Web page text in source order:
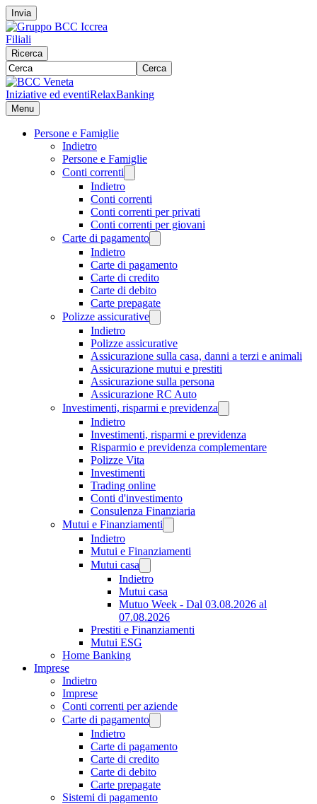
Invia
Filiali
Ricerca
Cerca
Iniziative ed eventiRelaxBanking
Menu
Persone e Famiglie
Indietro
Persone e Famiglie
Conti correnti
Indietro
Conti correnti
Conti correnti per privati
Conti correnti per giovani
Carte di pagamento
Indietro
Carte di pagamento
Carte di credito
Carte di debito
Carte prepagate
Polizze assicurative
Indietro
Polizze assicurative
Assicurazione sulla casa, danni a terzi e animali
Assicurazione mutui e prestiti
Assicurazione sulla persona
Assicurazione RC Auto
Investimenti, risparmi e previdenza
Indietro
Investimenti, risparmi e previdenza
Risparmio e previdenza complementare
Polizze Vita
Investimenti
Trading online
Conti d'investimento
Consulenza Finanziaria
Mutui e Finanziamenti
Indietro
Mutui e Finanziamenti
Mutui casa
Indietro
Mutui casa
Mutuo Week - Dal 03.08.2026 al
07.08.2026
Prestiti e Finanziamenti
Mutui ESG
Home Banking
Imprese
Indietro
Imprese
Conti correnti per aziende
Carte di pagamento
Indietro
Carte di pagamento
Carte di credito
Carte di debito
Carte prepagate
Sistemi di pagamento